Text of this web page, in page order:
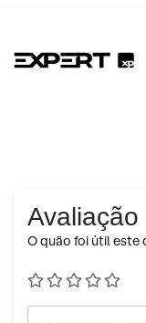
Avaliação
O quão foi útil este